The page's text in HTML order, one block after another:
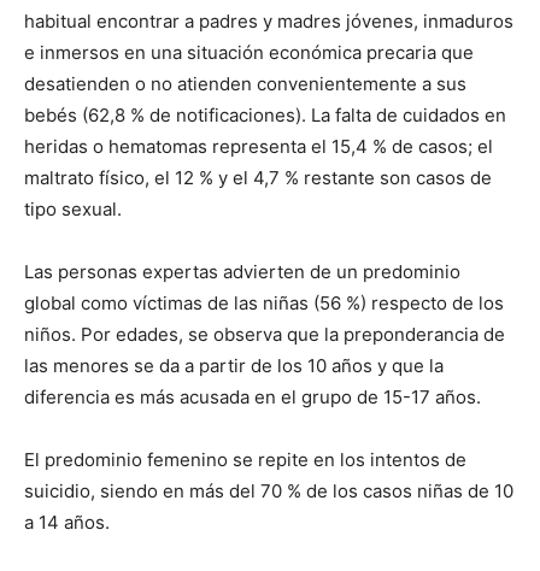
habitual encontrar a padres y madres jóvenes, inmaduros
e inmersos en una situación económica precaria que
desatienden o no atienden convenientemente a sus
bebés (62,8 % de notificaciones). La falta de cuidados en
heridas o hematomas representa el 15,4 % de casos; el
maltrato físico, el 12 % y el 4,7 % restante son casos de
tipo sexual.
Las personas expertas advierten de un predominio
global como víctimas de las niñas (56 %) respecto de los
niños. Por edades, se observa que la preponderancia de
las menores se da a partir de los 10 años y que la
diferencia es más acusada en el grupo de 15-17 años.
El predominio femenino se repite en los intentos de
suicidio, siendo en más del 70 % de los casos niñas de 10
a 14 años.